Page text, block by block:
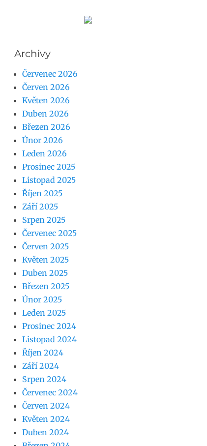
Archivy
Červenec 2026
Červen 2026
Květen 2026
Duben 2026
Březen 2026
Únor 2026
Leden 2026
Prosinec 2025
Listopad 2025
Říjen 2025
Září 2025
Srpen 2025
Červenec 2025
Červen 2025
Květen 2025
Duben 2025
Březen 2025
Únor 2025
Leden 2025
Prosinec 2024
Listopad 2024
Říjen 2024
Září 2024
Srpen 2024
Červenec 2024
Červen 2024
Květen 2024
Duben 2024